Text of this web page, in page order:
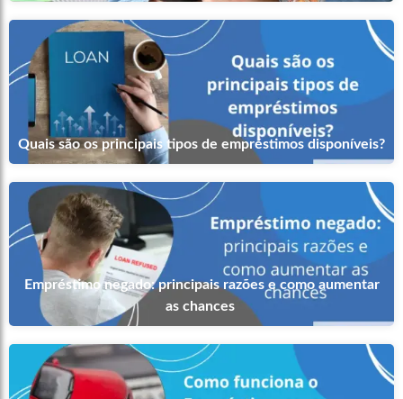
Quais são os principais tipos de empréstimos disponíveis?
Empréstimo negado: principais razões e como aumentar
as chances